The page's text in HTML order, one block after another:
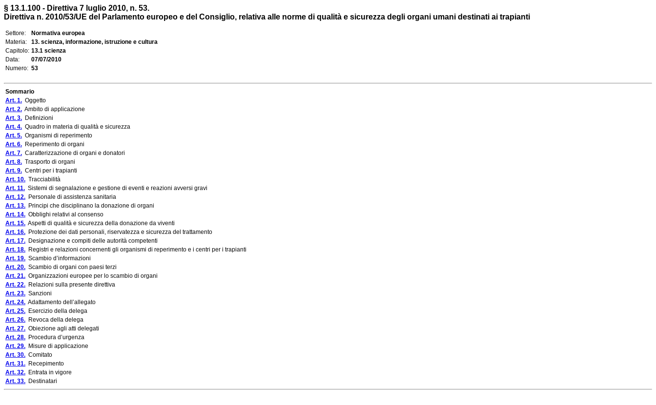
§ 13.1.100 - Direttiva 7 luglio 2010, n. 53.
Direttiva n. 2010/53/UE del Parlamento europeo e del Consiglio, relativa alle norme di qualità e sicurezza degli organi umani destinati ai trapianti
Settore:
Normativa europea
Materia:
13. scienza, informazione, istruzione e cultura
Capitolo: 13.1 scienza
Data:
07/07/2010
Numero: 53
Sommario
Art. 1. Oggetto
Art. 2. Ambito di applicazione
Art. 3. Definizioni
Art. 4. Quadro in materia di qualità e sicurezza
Art. 5. Organismi di reperimento
Art. 6. Reperimento di organi
Art. 7. Caratterizzazione di organi e donatori
Art. 8. Trasporto di organi
Art. 9. Centri per i trapianti
Art. 10. Tracciabilità
Art. 11. Sistemi di segnalazione e gestione di eventi e reazioni avversi gravi
Art. 12. Personale di assistenza sanitaria
Art. 13. Principi che disciplinano la donazione di organi
Art. 14. Obblighi relativi al consenso
Art. 15. Aspetti di qualità e sicurezza della donazione da viventi
Art. 16. Protezione dei dati personali, riservatezza e sicurezza del trattamento
Art. 17. Designazione e compiti delle autorità competenti
Art. 18. Registri e relazioni concernenti gli organismi di reperimento e i centri per i trapianti
Art. 19. Scambio d’informazioni
Art. 20. Scambio di organi con paesi terzi
Art. 21. Organizzazioni europee per lo scambio di organi
Art. 22. Relazioni sulla presente direttiva
Art. 23. Sanzioni
Art. 24. Adattamento dell’allegato
Art. 25. Esercizio della delega
Art. 26. Revoca della delega
Art. 27. Obiezione agli atti delegati
Art. 28. Procedura d’urgenza
Art. 29. Misure di applicazione
Art. 30. Comitato
Art. 31. Recepimento
Art. 32. Entrata in vigore
Art. 33. Destinatari